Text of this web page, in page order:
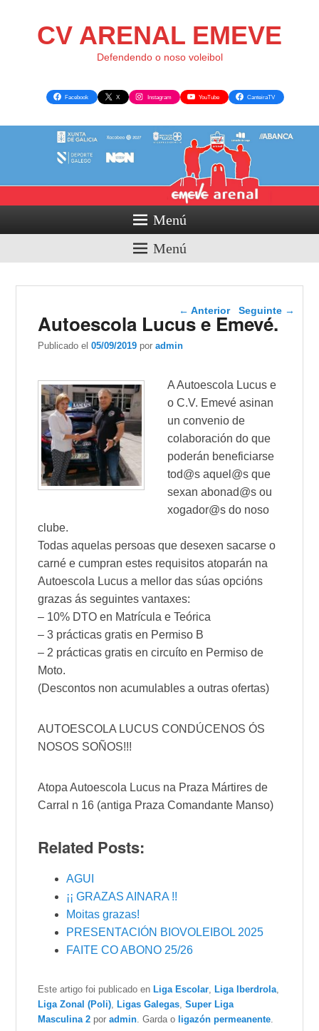
CV ARENAL EMEVE
Defendendo o noso voleibol
Facebook X Instagram YouTube CanteiraTV
Menú
Menú
Navegador de artigos
← Anterior Seguinte →
Autoescola Lucus e Emevé.
Publicado el05/09/2019 poradmin
A Autoesco la Lucus e
o C.V. Emevé asinan
un convenio de
colaboración do que
poderán beneficiarse
tod@s aquel@s que
sexan abonad@s ou
xogador@s do noso
clube.
Todas aquelas persoas que desexen sacarse o
carné e cumpran estes requisitos atoparán na
Autoescola Lucus a mellor das súas opcións
grazas ás seguintes vantaxes:
– 10% DTO en Matrícula e Teórica
– 3 prácticas gratis en Permiso B
– 2 prácticas gratis en circuíto en Permiso de
Moto.
(Descontos non acumulables a outras ofertas)
AUTOESCOLA LUCUS CONDÚCENOS ÓS
NOSOS SOÑOS!!!
Atopa Autoescola Lucus na Praza Mártires de
Carral n 16 (antiga Praza Comandante Manso)
Related Posts:
AGUI
¡¡ GRAZAS AINARA !!
Moitas grazas!
PRESENTACIÓN BIOVOLEIBOL 2025
FAITE CO ABONO 25/26
Este artigo foi publicado en Liga Escolar Liga Iberdrola
Liga Zonal (Poli)
Ligas Galegas ,Super Liga
Masculina 2 poradmin . Garda o ligazón permeanente